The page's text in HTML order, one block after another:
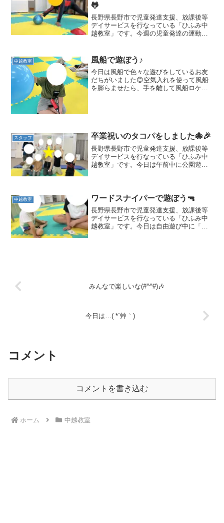
🐸
長野県長野市で児童発達支援、放課後等
デイサービスを行なっている「ひふみ中
越教室」です。今週の児童発達の運動遊
ッケー ではクマ歩きの姿勢を支持しな
がら、ボールを相手の陣地...
中越教室 風船で遊ぼう♪
今日は風船で色々な遊びをしているお友
だちがいました😊空気入れを使って風船
を膨らませたら、手を離して風船ロケッ
スタッフ 卒業祝いのタコパをしました🐙🎉
長野県長野市で児童発達支援、放課後等
デイサービスを行なっている「ひふみ中
越教室」です。今日は午前中に公園遊び
たこ焼きを作ります🐙ま...
中越教室 ワードスナイパーで遊ぼう🔫
長野県長野市で児童発達支援、放課後等
デイサービスを行なっている「ひふみ中
越教室」です。今日は自由遊び中に「ワ
みんなで楽しいな(#^^#)🎶
今日は…( *´艸｀)
コメント
コメントを書き込む
ホーム 中越教室